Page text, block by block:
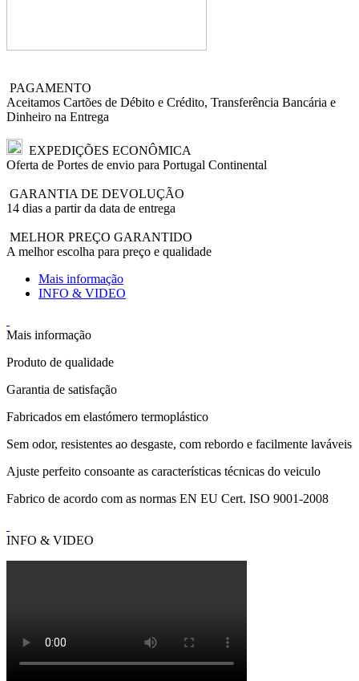
PAGAMENTO
Aceitamos Cartões de Débito e Crédito, Transferência Bancária e
Dinheiro na Entrega
EXPEDIÇÕES ECONÔMICA
Oferta de Portes de envio para Portugal Continental
GARANTIA DE DEVOLUÇÃO
14 dias a partir da data de entrega
MELHOR PREÇO GARANTIDO
A melhor escolha para preço e qualidade
Mais informação
INFO & VIDEO
Mais informação
Produto de qualidade
Garantia de satisfação
Fabricados em elastómero termoplástico
Sem odor, resistentes ao desgaste, com rebordo e facilmente laváveis
Ajuste perfeito consoante as características técnicas do veiculo
Fabrico de acordo com as normas EN EU Cert. ISO 9001-2008
INFO & VIDEO